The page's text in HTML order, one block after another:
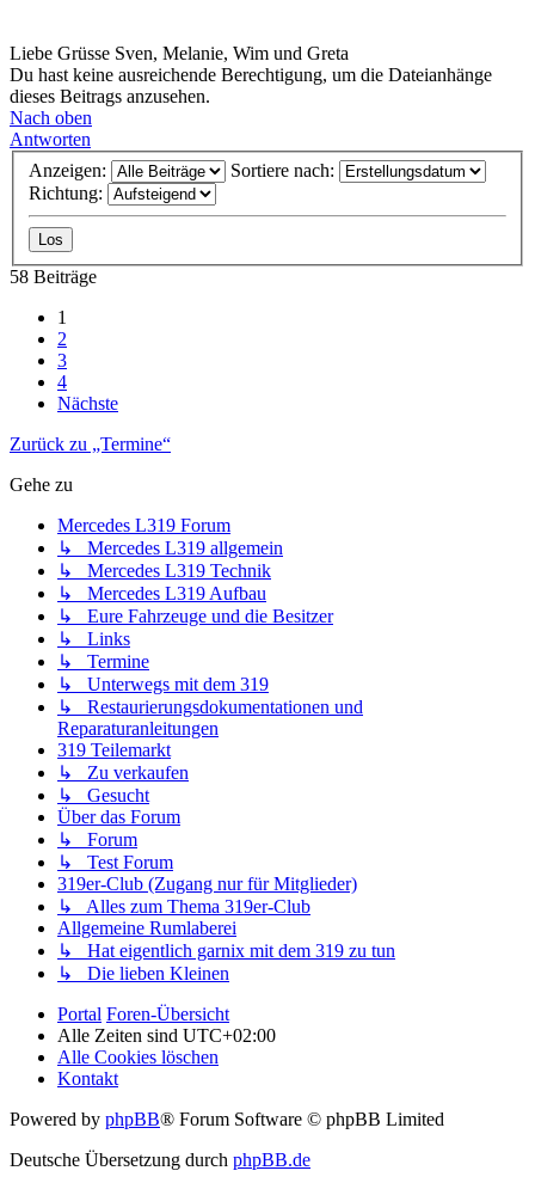
Liebe Grüsse Sven, Melanie, Wim und Greta
Du hast keine ausreichende Berechtigung, um die Dateianhänge
dieses Beitrags anzusehen.
Nach oben
Antworten
Anzeigen:
Sortiere nach:
Richtung:
58 Beiträge
1
2
3
4
Nächste
Zurück zu „Termine“
Gehe zu
Mercedes L319 Forum
↳ Mercedes L319 allgemein
↳ Mercedes L319 Technik
↳ Mercedes L319 Aufbau
↳ Eure Fahrzeuge und die Besitzer
↳ Links
↳ Termine
↳ Unterwegs mit dem 319
↳ Restaurierungsdokumentationen und
Reparaturanleitungen
319 Teilemarkt
↳ Zu verkaufen
↳ Gesucht
Über das Forum
↳ Forum
↳ Test Forum
319er-Club (Zugang nur für Mitglieder)
↳ Alles zum Thema 319er-Club
Allgemeine Rumlaberei
↳ Hat eigentlich garnix mit dem 319 zu tun
↳ Die lieben Kleinen
Portal Foren-Übersicht
Alle Zeiten sind UTC+02:00
Alle Cookies löschen
Kontakt
Powered by phpBB® Forum Software © phpBB Limited
Deutsche Übersetzung durch phpBB.de